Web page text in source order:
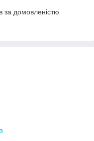
за домовленістю